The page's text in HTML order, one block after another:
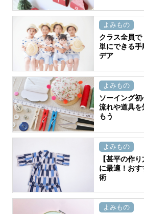
よみもの
クラス全員
単にできる
デア
よみもの
ソーイング
流れや道具
もう
よみもの
【甚平の作
に最適！お
術
よみもの